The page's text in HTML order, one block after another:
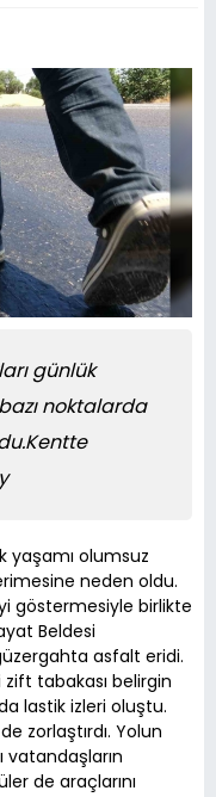
günlük
noktalarda
yaşamı olumsuz
neden oldu.
göstermesiyle birlikte
Beldesi
asfalt eridi.
zift tabakası belirgin
lastik izleri oluştu.
zorlaştırdı. Yolun
vatandaşların
de araçlarını